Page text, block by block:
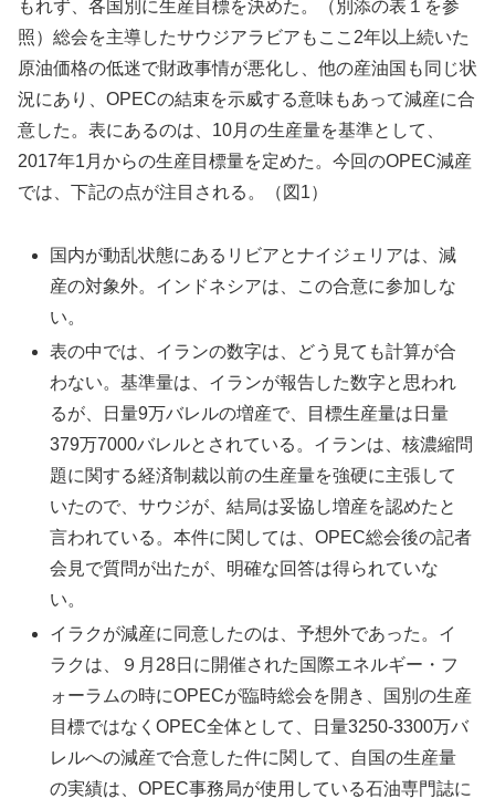
もれず、各国別に生産目標を決めた。（別添の表１を参
照）総会を主導したサウジアラビアもここ2年以上続いた
原油価格の低迷で財政事情が悪化し、他の産油国も同じ状
況にあり、OPECの結束を示威する意味もあって減産に合
意した。表にあるのは、10月の生産量を基準として、
2017年1月からの生産目標量を定めた。今回のOPEC減産
では、下記の点が注目される。（図1）
国内が動乱状態にあるリビアとナイジェリアは、減
産の対象外。インドネシアは、この合意に参加しな
い。
表の中では、イランの数字は、どう見ても計算が合
わない。基準量は、イランが報告した数字と思われ
るが、日量9万バレルの増産で、目標生産量は日量
379万7000バレルとされている。イランは、核濃縮問
題に関する経済制裁以前の生産量を強硬に主張して
いたので、サウジが、結局は妥協し増産を認めたと
言われている。本件に関しては、OPEC総会後の記者
会見で質問が出たが、明確な回答は得られていな
い。
イラクが減産に同意したのは、予想外であった。イ
ラクは、９月28日に開催された国際エネルギー・フ
ォーラムの時にOPECが臨時総会を開き、国別の生産
目標ではなくOPEC全体として、日量3250-3300万バ
レルへの減産で合意した件に関して、自国の生産量
の実績は、OPEC事務局が使用している石油専門誌に